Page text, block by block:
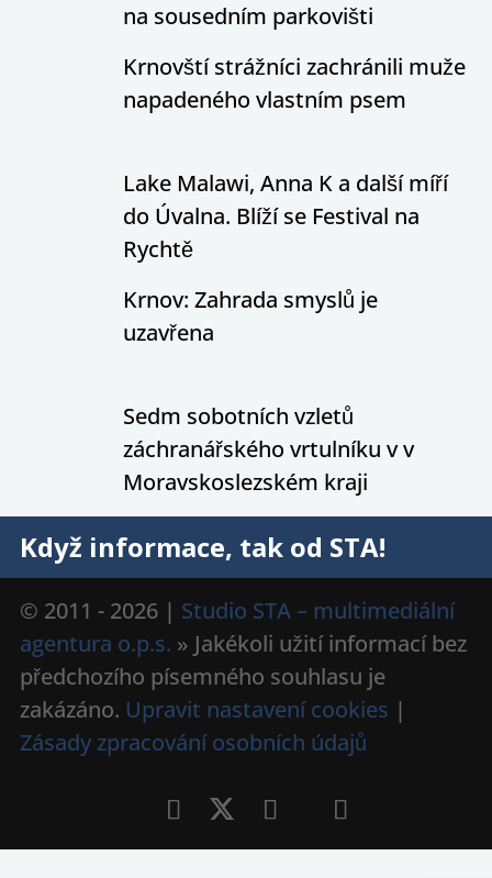
na sousedním parkovišti
Krnovští strážníci zachránili muže
napadeného vlastním psem
Lake Malawi, Anna K a další míří
do Úvalna. Blíží se Festival na
Rychtě
Krnov: Zahrada smyslů je
uzavřena
Sedm sobotních vzletů
záchranářského vrtulníku v v
Moravskoslezském kraji
Když informace, tak od STA!
© 2011 - 2026 | Studio STA – multimediální
agentura o.p.s. » Jakékoli užití informací bez
předchozího písemného souhlasu je
zakázáno. Upravit nastavení cookies |
Zásady zpracování osobních údajů